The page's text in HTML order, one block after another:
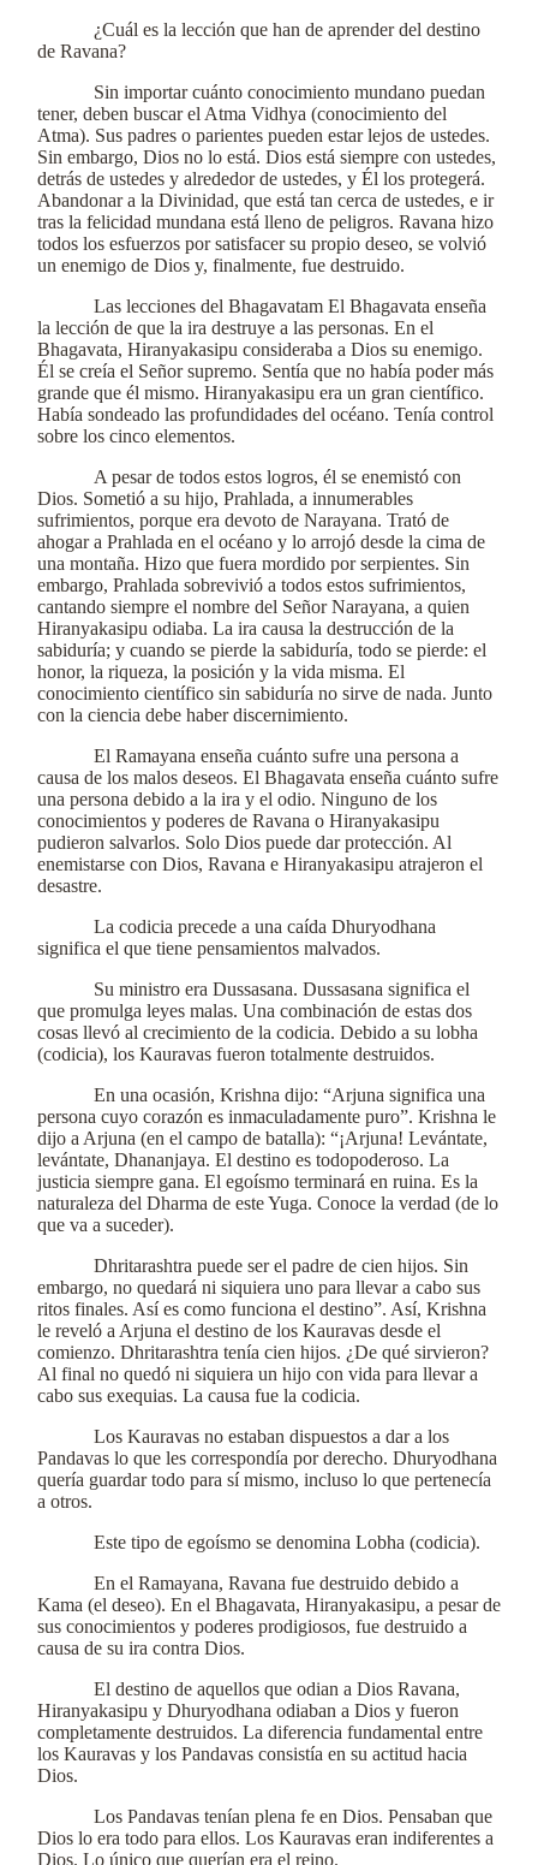
¿Cuál es la lección que han de aprender del destino
de Ravana?
Sin importar cuánto conocimiento mundano puedan
tener, deben buscar el Atma Vidhya (conocimiento del
Atma). Sus padres o parientes pueden estar lejos de ustedes.
Sin embargo, Dios no lo está. Dios está siempre con ustedes,
detrás de ustedes y alrededor de ustedes, y Él los protegerá.
Abandonar a la Divinidad, que está tan cerca de ustedes, e ir
tras la felicidad mundana está lleno de peligros. Ravana hizo
todos los esfuerzos por satisfacer su propio deseo, se volvió
un enemigo de Dios y, finalmente, fue destruido.
Las lecciones del Bhagavatam El Bhagavata enseña
la lección de que la ira destruye a las personas. En el
Bhagavata, Hiranyakasipu consideraba a Dios su enemigo.
Él se creía el Señor supremo. Sentía que no había poder más
grande que él mismo. Hiranyakasipu era un gran científico.
Había sondeado las profundidades del océano. Tenía control
sobre los cinco elementos.
A pesar de todos estos logros, él se enemistó con
Dios. Sometió a su hijo, Prahlada, a innumerables
sufrimientos, porque era devoto de Narayana. Trató de
ahogar a Prahlada en el océano y lo arrojó desde la cima de
una montaña. Hizo que fuera mordido por serpientes. Sin
embargo, Prahlada sobrevivió a todos estos sufrimientos,
cantando siempre el nombre del Señor Narayana, a quien
Hiranyakasipu odiaba. La ira causa la destrucción de la
sabiduría; y cuando se pierde la sabiduría, todo se pierde: el
honor, la riqueza, la posición y la vida misma. El
conocimiento científico sin sabiduría no sirve de nada. Junto
con la ciencia debe haber discernimiento.
El Ramayana enseña cuánto sufre una persona a
causa de los malos deseos. El Bhagavata enseña cuánto sufre
una persona debido a la ira y el odio. Ninguno de los
conocimientos y poderes de Ravana o Hiranyakasipu
pudieron salvarlos. Solo Dios puede dar protección. Al
enemistarse con Dios, Ravana e Hiranyakasipu atrajeron el
desastre.
La codicia precede a una caída Dhuryodhana
significa el que tiene pensamientos malvados.
Su ministro era Dussasana. Dussasana significa el
que promulga leyes malas. Una combinación de estas dos
cosas llevó al crecimiento de la codicia. Debido a su lobha
(codicia), los Kauravas fueron totalmente destruidos.
En una ocasión, Krishna dijo: “Arjuna significa una
persona cuyo corazón es inmaculadamente puro”. Krishna le
dijo a Arjuna (en el campo de batalla): “¡Arjuna! Levántate,
levántate, Dhananjaya. El destino es todopoderoso. La
justicia siempre gana. El egoísmo terminará en ruina. Es la
naturaleza del Dharma de este Yuga. Conoce la verdad (de lo
que va a suceder).
Dhritarashtra puede ser el padre de cien hijos. Sin
embargo, no quedará ni siquiera uno para llevar a cabo sus
ritos finales. Así es como funciona el destino”. Así, Krishna
le reveló a Arjuna el destino de los Kauravas desde el
comienzo. Dhritarashtra tenía cien hijos. ¿De qué sirvieron?
Al final no quedó ni siquiera un hijo con vida para llevar a
cabo sus exequias. La causa fue la codicia.
Los Kauravas no estaban dispuestos a dar a los
Pandavas lo que les correspondía por derecho. Dhuryodhana
quería guardar todo para sí mismo, incluso lo que pertenecía
a otros.
Este tipo de egoísmo se denomina Lobha (codicia).
En el Ramayana, Ravana fue destruido debido a
Kama (el deseo). En el Bhagavata, Hiranyakasipu, a pesar de
sus conocimientos y poderes prodigiosos, fue destruido a
causa de su ira contra Dios.
El destino de aquellos que odian a Dios Ravana,
Hiranyakasipu y Dhuryodhana odiaban a Dios y fueron
completamente destruidos. La diferencia fundamental entre
los Kauravas y los Pandavas consistía en su actitud hacia
Dios.
Los Pandavas tenían plena fe en Dios. Pensaban que
Dios lo era todo para ellos. Los Kauravas eran indiferentes a
Dios. Lo único que querían era el reino.